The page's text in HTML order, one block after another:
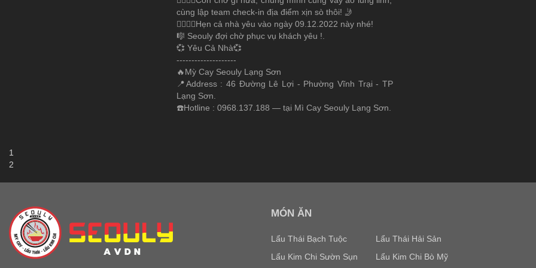
cùng lập team check-in địa điểm xịn sò thôi! 🤳
👩‍❤️‍💋‍👨Hẹn cả nhà yêu vào ngày 09.12.2022 này nhé!
🎼 Seouly đợi chờ phục vụ khách yêu !.
💞 Yêu Cả Nhà💞
--------------------
🔥Mỳ Cay Seouly Lạng Sơn
📍Address : 46 Đường Lê Lợi - Phường Vĩnh Trại - TP
Lạng Sơn.
☎️Hotline : 0968.137.188 — tại Mì Cay Seouly Lạng Sơn.
1
2
MÓN ĂN
Lẩu Thái Bạch Tuộc
Lẩu Thái Hải Sản
Lẩu Kim Chi Sườn Sụn
Lẩu Kim Chi Bò Mỹ